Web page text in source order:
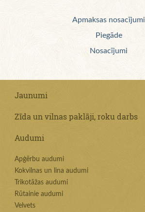
Apmaksas nosacījumi
Piegāde
Nosacījumi
Jaunumi
Zīda un vilnas paklāji, roku darbs
Audumi
Apģērbu audumi
Kokvilnas un lina audumi
Trikotāžas audumi
Rūtainie audumi
Velvets